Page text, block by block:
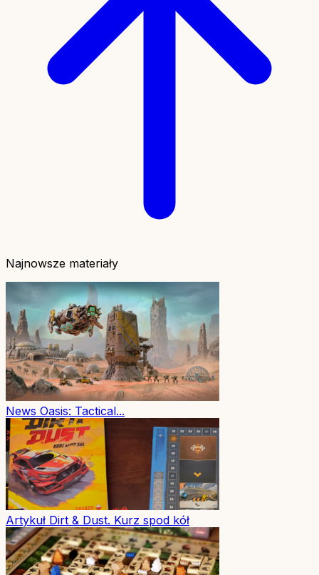
Najnowsze materiały
News Oasis: Tactical...
Artykuł Dirt & Dust. Kurz spod kół